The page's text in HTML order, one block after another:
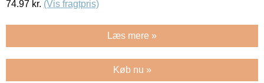
74.97 kr. (Vis fragtpris)
Læs mere »
Køb nu »